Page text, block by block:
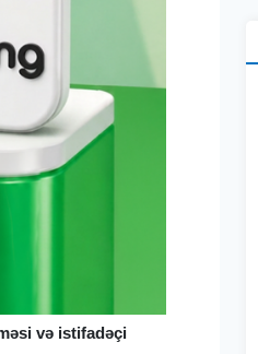
və istifadəçi